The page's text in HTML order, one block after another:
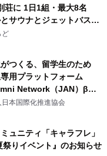
荘に 1日1組・最大8名
サウナとジェットバス付
Temps AWAJIの連泊
ど
つくる、留学生のため
用プラットフォーム
Network（JAN）β版
本国際化推進協会
ュニティ「キャラフレ」
祭りイベント』のお知らせ